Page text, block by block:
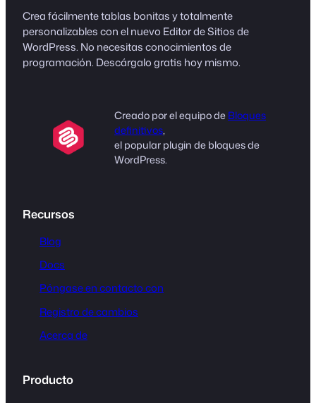
Crea fácilmente tablas bonitas y totalmente
personalizables con el nuevo Editor de Sitios de
WordPress. No necesitas conocimientos de
programación. Descárgalo gratis hoy mismo.
Creado por el equipo deBloques
definitivos,
el popular plugin de bloques de
WordPress.
Recursos
Blog
Docs
Póngase en contacto con
Registro de cambios
Acerca de
Producto